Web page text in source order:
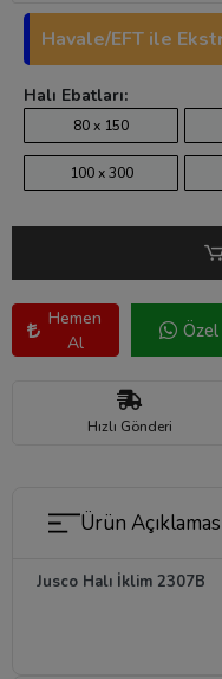
Havale/EFT ile
Halı Ebatları:
80 x 150
100 x 300
Hemen
Al
Hızlı Gönderi
Ürün
Jusco Halı İklim 2307B